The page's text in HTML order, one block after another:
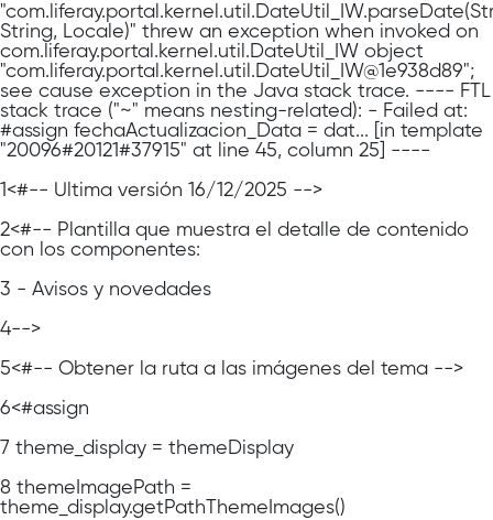
String, Locale)" threw an exception when invoked on
com.liferay.portal.kernel.util.DateUtil_IW object
"com.liferay.portal.kernel.util.DateUtil_IW@1e938d89";
see cause exception in the Java stack trace. ---- FTL
stack trace ("~" means nesting-related): - Failed at:
#assign fechaActualizacion_Data = dat... [in template
"20096#20121#37915" at line 45, column 25] ----
1<#-- Última versión 16/12/2025 -->
2<#-- Plantilla que muestra el detalle de contenido
con los componentes:
3 - Avisos y novedades
4-->
5<#-- Obtener la ruta a las imágenes del tema -->
6<#assign
7 theme_display = themeDisplay
8 themeImagePath =
theme_display.getPathThemeImages()